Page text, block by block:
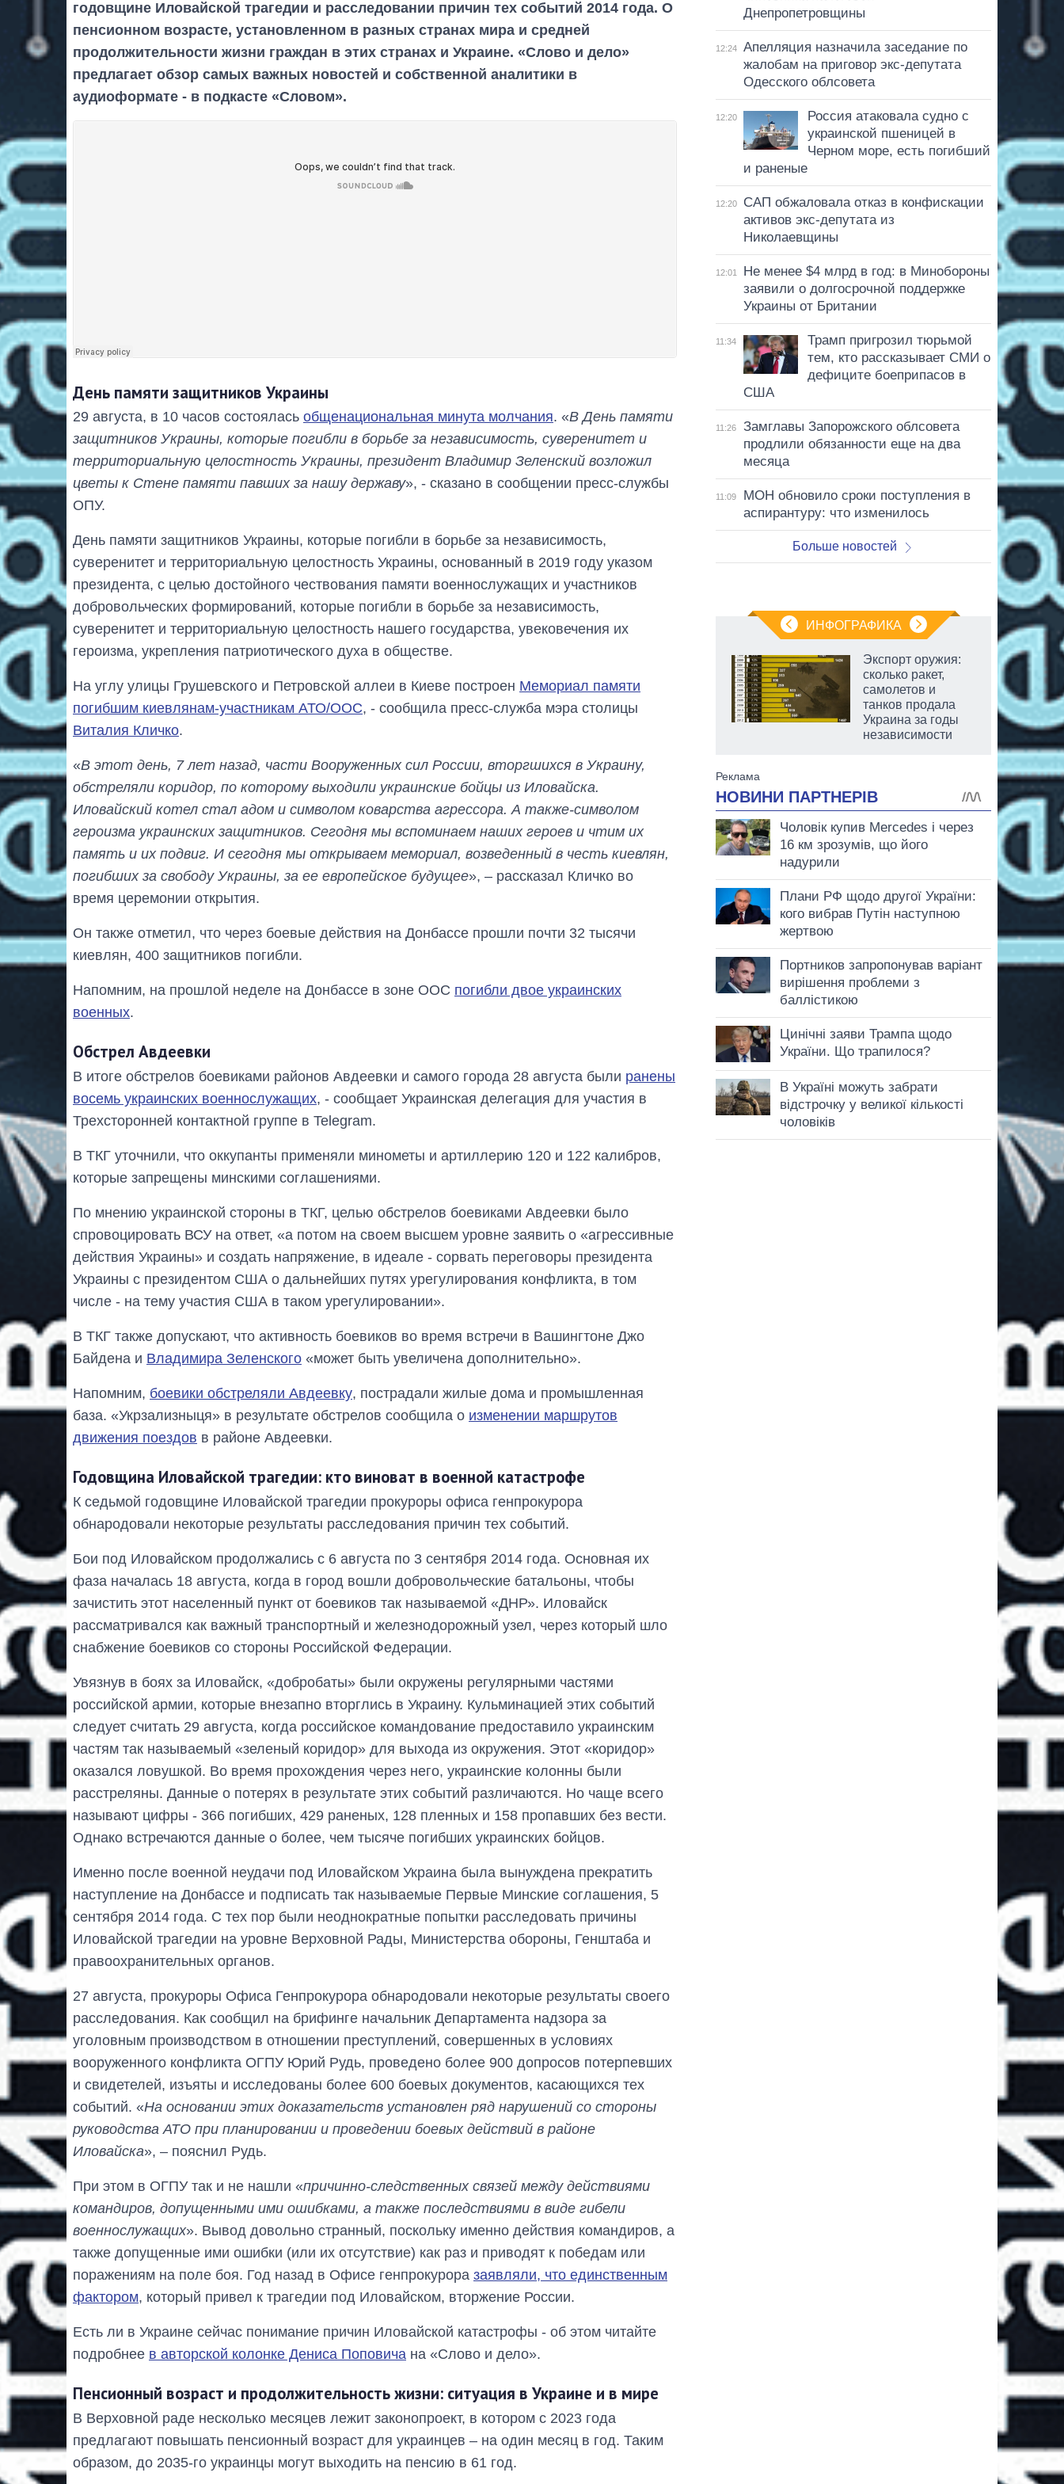
годовщине Иловайской трагедии и расследовании причин тех событий 2014 года. О
пенсионном возрасте, установленном в разных странах мира и средней
продолжительности жизни граждан в этих странах и Украине. «Слово и дело»
предлагает обзор самых важных новостей и собственной аналитики в
аудиоформате - в подкасте «Словом».
День памяти защитников Украины
29 августа, в 10 часов состоялась общенациональная минута молчания. «В День памяти
защитников Украины, которые погибли в борьбе за независимость, суверенитет и
территориальную целостность Украины, президент Владимир Зеленский возложил
цветы к Стене памяти павших за нашу державу», - сказано в сообщении пресс-службы
ОПУ.
День памяти защитников Украины, которые погибли в борьбе за независимость,
суверенитет и территориальную целостность Украины, основанный в 2019 году указом
президента, с целью достойного чествования памяти военнослужащих и участников
добровольческих формирований, которые погибли в борьбе за независимость,
суверенитет и территориальную целостность нашего государства, увековечения их
героизма, укрепления патриотического духа в обществе.
На углу улицы Грушевского и Петровской аллеи в Киеве построен Мемориал памяти
погибшим киевлянам-участникам АТО/ООС, - сообщила пресс-служба мэра столицы
Виталия Кличко.
«В этот день, 7 лет назад, части Вооруженных сил России, вторгшихся в Украину,
обстреляли коридор, по которому выходили украинские бойцы из Иловайска.
Иловайский котел стал адом и символом коварства агрессора. А также-символом
героизма украинских защитников. Сегодня мы вспоминаем наших героев и чтим их
память и их подвиг. И сегодня мы открываем мемориал, возведенный в честь киевлян,
погибших за свободу Украины, за ее европейское будущее», – рассказал Кличко во
время церемонии открытия.
Он также отметил, что через боевые действия на Донбассе прошли почти 32 тысячи
киевлян, 400 защитников погибли.
Напомним, на прошлой неделе на Донбассе в зоне ООС погибли двое украинских
военных.
Обстрел Авдеевки
В итоге обстрелов боевиками районов Авдеевки и самого города 28 августа были ранены
восемь украинских военнослужащих, - сообщает Украинская делегация для участия в
Трехсторонней контактной группе в Telegram.
В ТКГ уточнили, что оккупанты применяли минометы и артиллерию 120 и 122 калибров,
которые запрещены минскими соглашениями.
По мнению украинской стороны в ТКГ, целью обстрелов боевиками Авдеевки было
спровоцировать ВСУ на ответ, «а потом на своем высшем уровне заявить о «агрессивные
действия Украины» и создать напряжение, в идеале - сорвать переговоры президента
Украины с президентом США о дальнейших путях урегулирования конфликта, в том
числе - на тему участия США в таком урегулировании».
В ТКГ также допускают, что активность боевиков во время встречи в Вашингтоне Джо
Байдена и Владимира Зеленского «может быть увеличена дополнительно».
Напомним, боевики обстреляли Авдеевку, пострадали жилые дома и промышленная
база. «Укрзализныця» в результате обстрелов сообщила о изменении маршрутов
движения поездов в районе Авдеевки.
Годовщина Иловайской трагедии: кто виноват в военной катастрофе
К седьмой годовщине Иловайской трагедии прокуроры офиса генпрокурора
обнародовали некоторые результаты расследования причин тех событий.
Бои под Иловайском продолжались с 6 августа по 3 сентября 2014 года. Основная их
фаза началась 18 августа, когда в город вошли добровольческие батальоны, чтобы
зачистить этот населенный пункт от боевиков так называемой «ДНР». Иловайск
рассматривался как важный транспортный и железнодорожный узел, через который шло
снабжение боевиков со стороны Российской Федерации.
Увязнув в боях за Иловайск, «добробаты» были окружены регулярными частями
российской армии, которые внезапно вторглись в Украину. Кульминацией этих событий
следует считать 29 августа, когда российское командование предоставило украинским
частям так называемый «зеленый коридор» для выхода из окружения. Этот «коридор»
оказался ловушкой. Во время прохождения через него, украинские колонны были
расстреляны. Данные о потерях в результате этих событий различаются. Но чаще всего
называют цифры - 366 погибших, 429 раненых, 128 пленных и 158 пропавших без вести.
Однако встречаются данные о более, чем тысяче погибших украинских бойцов.
Именно после военной неудачи под Иловайском Украина была вынуждена прекратить
наступление на Донбассе и подписать так называемые Первые Минские соглашения, 5
сентября 2014 года. С тех пор были неоднократные попытки расследовать причины
Иловайской трагедии на уровне Верховной Рады, Министерства обороны, Генштаба и
правоохранительных органов.
27 августа, прокуроры Офиса Генпрокурора обнародовали некоторые результаты своего
расследования. Как сообщил на брифинге начальник Департамента надзора за
уголовным производством в отношении преступлений, совершенных в условиях
вооруженного конфликта ОГПУ Юрий Рудь, проведено более 900 допросов потерпевших
и свидетелей, изъяты и исследованы более 600 боевых документов, касающихся тех
событий. «На основании этих доказательств установлен ряд нарушений со стороны
руководства АТО при планировании и проведении боевых действий в районе
Иловайска», – пояснил Рудь.
При этом в ОГПУ так и не нашли «причинно-следственных связей между действиями
командиров, допущенными ими ошибками, а также последствиями в виде гибели
военнослужащих». Вывод довольно странный, поскольку именно действия командиров, а
также допущенные ими ошибки (или их отсутствие) как раз и приводят к победам или
поражениям на поле боя. Год назад в Офисе генпрокурора заявляли, что единственным
фактором, который привел к трагедии под Иловайском, вторжение России.
Есть ли в Украине сейчас понимание причин Иловайской катастрофы - об этом читайте
подробнее в авторской колонке Дениса Поповича на «Слово и дело».
Пенсионный возраст и продолжительность жизни: ситуация в Украине и в мире
В Верховной раде несколько месяцев лежит законопроект, в котором с 2023 года
предлагают повышать пенсионный возраст для украинцев – на один месяц в год. Таким
образом, до 2035-го украинцы могут выходить на пенсию в 61 год.
Днепропетровщины
12:24
Апелляция назначила заседание по
жалобам на приговор экс-депутата
Одесского облсовета
12:20
Россия атаковала судно с
украинской пшеницей в
Черном море, есть погибший
и раненые
12:20
САП обжаловала отказ в конфискации
активов экс-депутата из
Николаевщины
12:01
Не менее $4 млрд в год: в Минобороны
заявили о долгосрочной поддержке
Украины от Британии
11:34
Трамп пригрозил тюрьмой
тем, кто рассказывает СМИ о
дефиците боеприпасов в
США
11:26
Замглавы Запорожского облсовета
продлили обязанности еще на два
месяца
11:09
МОН обновило сроки поступления в
аспирантуру: что изменилось
Больше новостей
ИНФОГРАФИКА
медучреждений в
Украине за годы
вторжения
Экспорт оружия:
сколько ракет,
самолетов и
танков продала
Украина за годы
независимости